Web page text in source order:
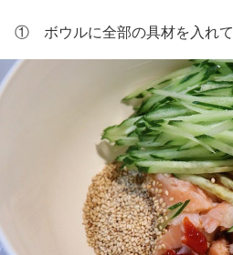
① ボウルに全部の具材を入れて